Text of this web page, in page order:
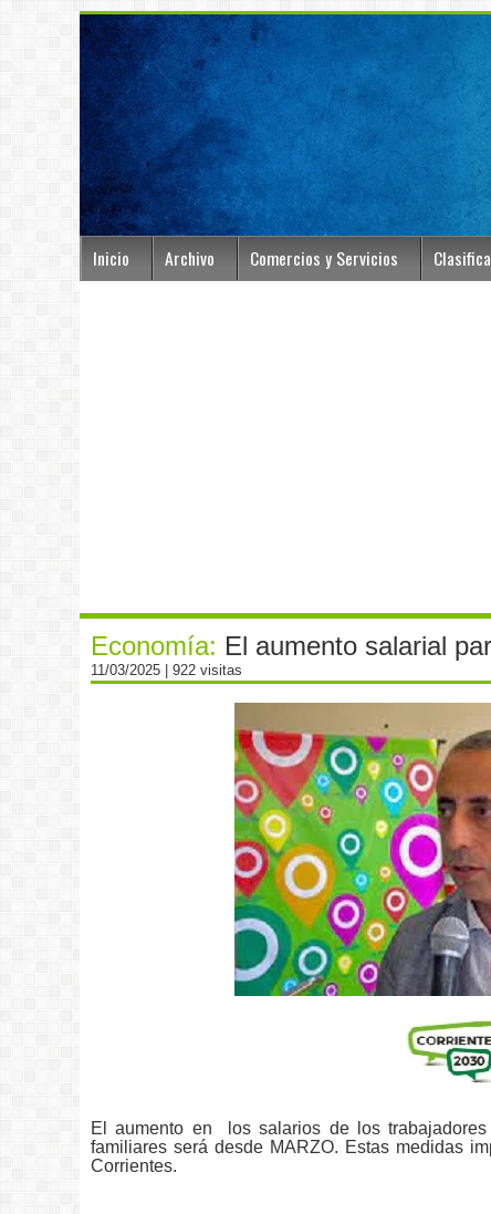
Inicio Archivo Comercios y Servicios
Economía: El aumento salarial
11/03/2025 | 922 visitas
El aumento en
los salarios de los
familiares será desde MARZO. Estas medidas
Corrientes.